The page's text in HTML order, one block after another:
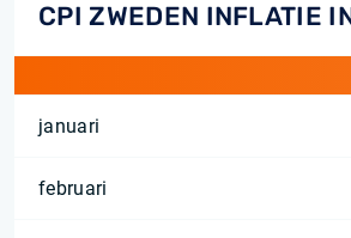
CPI ZWEDEN INFLATIE
januari
februari